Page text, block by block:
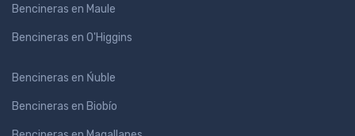
Bencineras en Maule
Bencineras en O'Higgins
Bencineras en Ńuble
Bencineras en Biobío